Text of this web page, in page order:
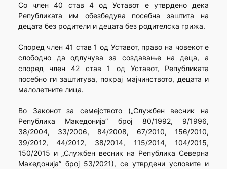
Со член 40 став 4 од Уставот е утврдено дека
Републиката им обезбедува посебна заштита на
децата без родители и децата без родителска грижа.
Според член 41 став 1 од Уставот, право на човекот е
слободно да одлучува за создавање на деца, а
според член 42 став 1 од Уставот, Републиката
посебно ги заштитува, покрај мајчинството, децата и
малолетните лица.
Во Законот за семејството („Службен весник на
Република Македонија” број 80/1992, 9/1996,
38/2004, 33/2006, 84/2008, 67/2010, 156/2010,
39/2012, 44/2012, 38/2014, 115/2014, 104/2015,
150/2015 и „Службен весник на Република Северна
Македонија” број 53/2021), се утврдени условите и